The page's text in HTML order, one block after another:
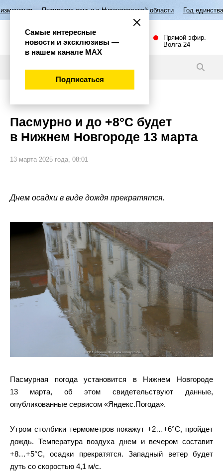
семьи в Нижегородской области Год единства народов России
Прямой эфир.
Волга 24
Пасмурно и до +8°C будет
в Нижнем Новгороде 13 марта
13 марта 2025 года, 08:01
Днем осадки в виде дождя прекратятся.
Пасмурная погода установится в Нижнем Новгороде
13 марта, об этом свидетельствуют данные,
опубликованные сервисом «Яндекс.Погода».
Утром столбики термометров покажут +2…+6°C, пройдет
дождь. Температура воздуха днем и вечером составит
+8…+5°C, осадки прекратятся. Западный ветер будет
дуть со скоростью 4,1 м/с.
Самые интересные
новости и эксклюзивы —
в нашем канале МАХ
Подписаться